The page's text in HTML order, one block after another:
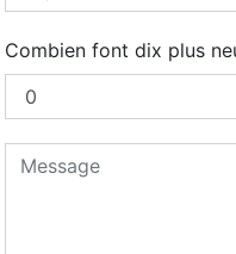
Combien font dix plus